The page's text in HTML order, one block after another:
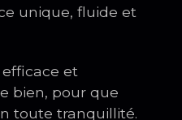
unique, fluide et
et
bien, pour que
toute tranquillité.